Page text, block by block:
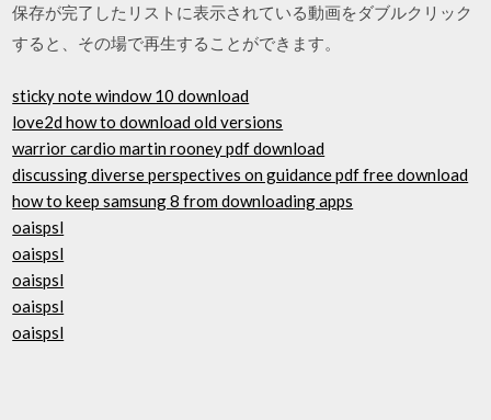
保存が完了したリストに表示されている動画をダブルクリック
すると、その場で再生することができます。
sticky note window 10 download
love2d how to download old versions
warrior cardio martin rooney pdf download
discussing diverse perspectives on guidance pdf free download
how to keep samsung 8 from downloading apps
oaispsl
oaispsl
oaispsl
oaispsl
oaispsl